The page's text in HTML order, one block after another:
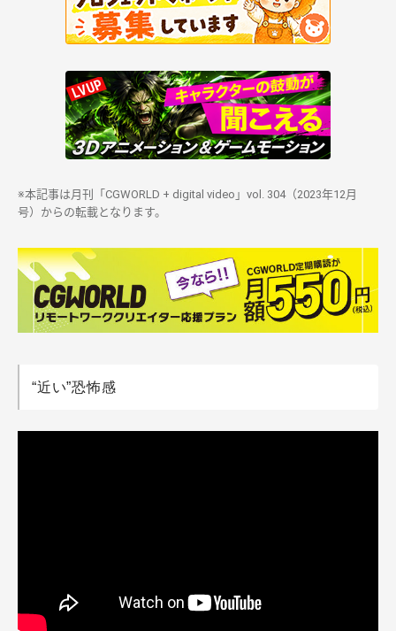
※本記事は月刊「CGWORLD + digital video」vol. 304（2023年12月
号）からの転載となります。
“近い”恐怖感